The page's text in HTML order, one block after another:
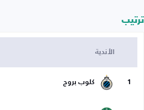
ترتيب
الأندية
1 كلوب بروج